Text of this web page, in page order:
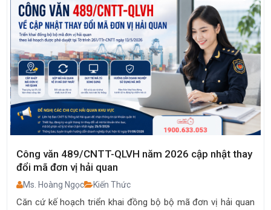
Công văn 17552/CHQ-GSQL năm 2026 về việc kiểm
tra, xác định xuất xứ, ghi nhãn hàng hóa
Ms. Hoàng Ngọc Kiến Thức
Ngày 16/6/2026, Bộ trưởng Bộ Tài chính đã ban hành Công